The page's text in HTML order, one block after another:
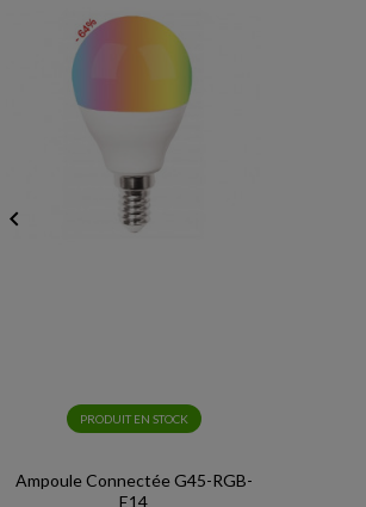
PRODUIT EN STOCK
Ampoule Connectée G45-RGB-
E14
